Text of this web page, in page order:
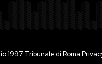
1997 Tribunale di Roma